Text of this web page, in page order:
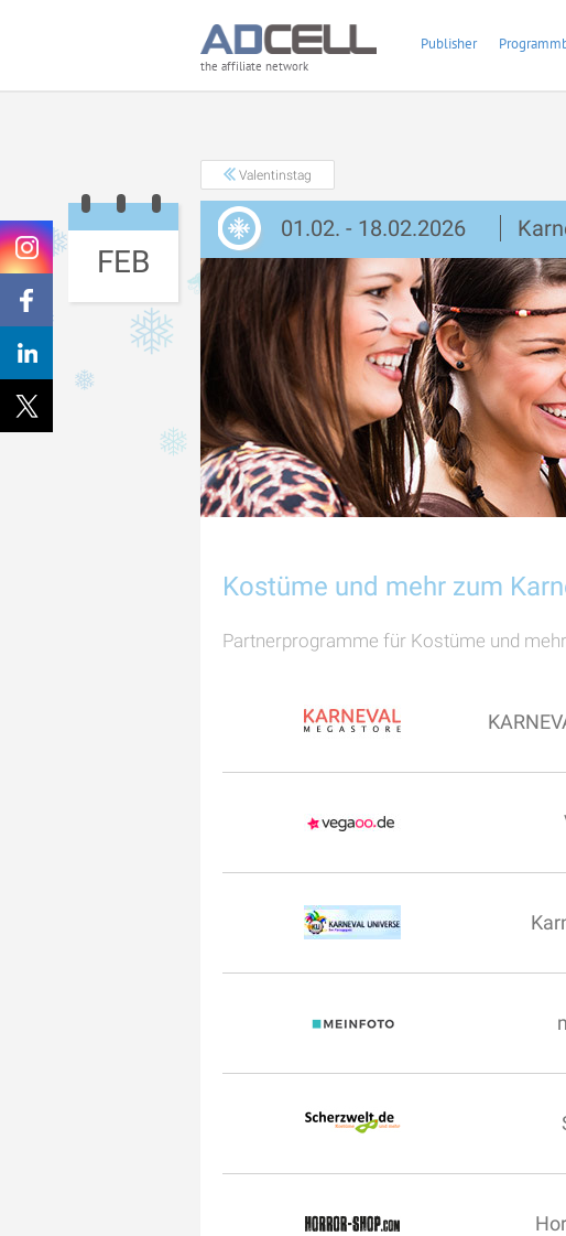
the affiliate network
Publisher
FEB
Valentinstag
01.02. - 18.02.2026
Kostüme und mehr zum
Partnerprogramme für Kostüme und